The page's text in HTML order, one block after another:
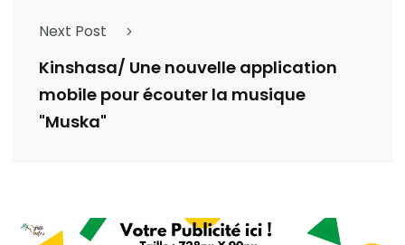
Next Post
Kinshasa/ Une nouvelle application
mobile pour écouter la musique
"Muska"